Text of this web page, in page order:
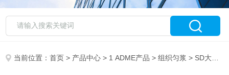
当前位置：首页 > 产品中心 > 1 ADME产品 >组织匀浆 > SD大鼠肝组织匀浆 Rat Liver Homogenate